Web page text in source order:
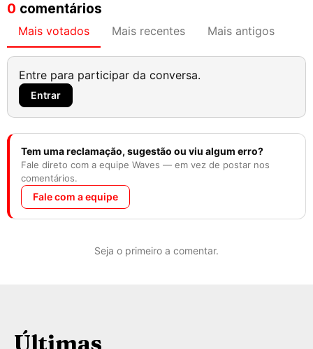
0 comentários
Mais votados Mais recentes Mais antigos
Entre para participar da conversa.
Entrar
Tem uma reclamação, sugestão ou viu algum erro?
Fale direto com a equipe Waves — em vez de postar nos
comentários.
Fale com a equipe
Seja o primeiro a comentar.
Últimas